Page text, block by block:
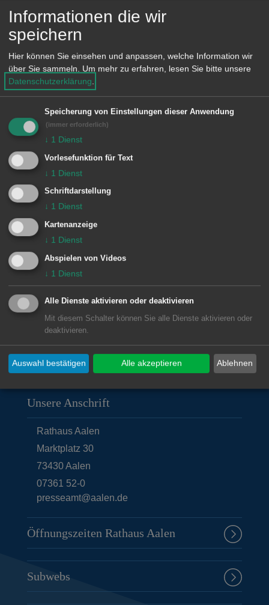
Bei den Alarmeinsätzen konnten alle 3
Unfallopfer von den Einsatzkräften
gerettet werden. Zum 1. Januar 2006
bestehe die Abteilung Ebnat-
Waldhausen aus 40 Einsatzkräften, 22
13 Mann in der Altersabteilung. In
seinem Bericht stellte
Jugendfeuerwehrwart Volker Metzger
das umfangreiche Jahresprogramm der
Jugendabteilung dar, das von allen
Jugendlichen gut angenommen wurde.
Von einem ausgeglichenen
Kassenstand in der
Kameradschaftskasse konnte
Kassierer Timo Mayer berichten.
© Stadt Aalen, 06.03.2006
Unsere Anschrift
Rathaus Aalen
Marktplatz 30
73430Aalen
07361 52-0
presseamt@aalen.de
Öffnungszeiten Rathaus Aalen
Subwebs
Informationen die wir
speichern
Hier können Sie einsehen und anpassen, welche Information wir
über Sie sammeln.
Um mehr zu erfahren, lesen Sie bitte unsere
Datenschutzerklärung
Speicherung von Einstellungen dieser Anwendung
(immer erforderlich)
↓ 1 Dienst
Vorlesefunktion für Text
↓ 1 Dienst
Schriftdarstellung
↓ 1 Dienst
Kartenanzeige
↓ 1 Dienst
Abspielen von Videos
↓ 1 Dienst
Alle Dienste aktivieren oder deaktivieren
Mit diesem Schalter können Sie alle Dienste aktivieren oder
deaktivieren.
Ablehnen
Auswahl bestätigen Alle akzeptieren